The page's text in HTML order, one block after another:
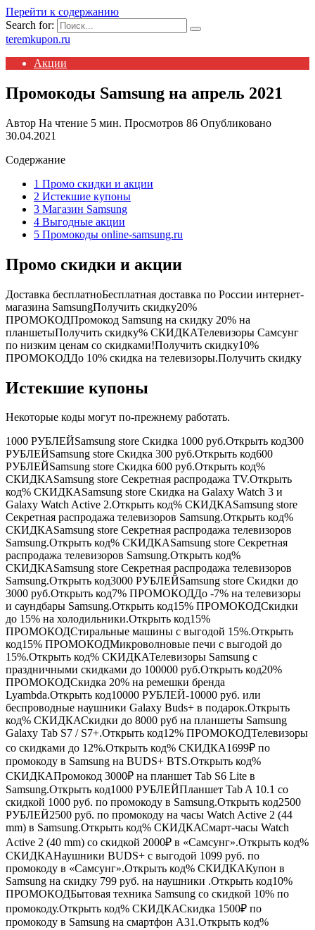
Перейти к содержанию
Search for:
teremkupon.ru
Акции
Промокоды Samsung на апрель 2021
Автор На чтение 5 мин. Просмотров 86 Опубликовано
30.04.2021
Содержание
1 Промо скидки и акции
2 Истекшие купоны
3 Магазин Samsung
4 Выгодные акции
5 Промокоды online-samsung.ru
Промо скидки и акции
Доставка бесплатноБесплатная доставка по России интернет-
магазина SamsungПолучить скидку20%
ПРОМОКОДПромокод Samsung на скидку 20% на
планшетыПолучить скидку% СКИДКАТелевизоры Самсунг
по низким ценам со скидками!Получить скидку10%
ПРОМОКОДДо 10% скидка на телевизоры.Получить скидку
Истекшие купоны
Некоторые коды могут по-прежнему работать.
1000 РУБЛЕЙSamsung store Скидка 1000 руб.Открыть код300
РУБЛЕЙSamsung store Скидка 300 руб.Открыть код600
РУБЛЕЙSamsung store Скидка 600 руб.Открыть код%
СКИДКАSamsung store Секретная распродажа TV.Открыть
код% СКИДКАSamsung store Скидка на Galaxy Watch 3 и
Galaxy Watch Active 2.Открыть код% СКИДКАSamsung store
Секретная распродажа телевизоров Samsung.Открыть код%
СКИДКАSamsung store Секретная распродажа телевизоров
Samsung.Открыть код% СКИДКАSamsung store Секретная
распродажа телевизоров Samsung.Открыть код%
СКИДКАSamsung store Секретная распродажа телевизоров
Samsung.Открыть код3000 РУБЛЕЙSamsung store Скидки до
3000 руб.Открыть код7% ПРОМОКОДДо -7% на телевизоры
и саундбары Samsung.Открыть код15% ПРОМОКОДСкидки
до 15% на холодильники.Открыть код15%
ПРОМОКОДСтиральные машины с выгодой 15%.Открыть
код15% ПРОМОКОДМикроволновые печи с выгодой до
15%.Открыть код% СКИДКАТелевизоры Samsung с
праздничными скидками до 100000 руб.Открыть код20%
ПРОМОКОДСкидка 20% на ремешки бренда
Lyambda.Открыть код10000 РУБЛЕЙ-10000 руб. или
беспроводные наушники Galaxy Buds+ в подарок.Открыть
код% СКИДКАСкидки до 8000 руб на планшеты Samsung
Galaxy Tab S7 / S7+.Открыть код12% ПРОМОКОДТелевизоры
со скидками до 12%.Открыть код% СКИДКА1699₽ по
промокоду в Samsung на BUDS+ BTS.Открыть код%
СКИДКАПромокод 3000₽ на планшет Tab S6 Lite в
Samsung.Открыть код1000 РУБЛЕЙПланшет Tab A 10.1 со
скидкой 1000 руб. по промокоду в Samsung.Открыть код2500
РУБЛЕЙ2500 руб. по промокоду на часы Watch Active 2 (44
mm) в Samsung.Открыть код% СКИДКАСмарт-часы Watch
Active 2 (40 mm) со скидкой 2000₽ в «Самсунг».Открыть код%
СКИДКАНаушники BUDS+ с выгодой 1099 руб. по
промокоду в «Самсунг».Открыть код% СКИДКАКупон в
Samsung на скидку 799 руб. на наушники .Открыть код10%
ПРОМОКОДБытовая техника Samsung со скидкой 10% по
промокоду.Открыть код% СКИДКАСкидка 1500₽ по
промокоду в Samsung на смартфон A31.Открыть код%